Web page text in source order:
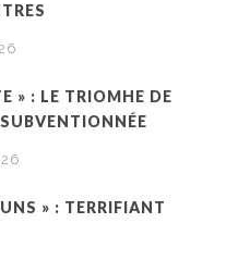
» : LE TRIOMHE DE
» : TERRIFIANT